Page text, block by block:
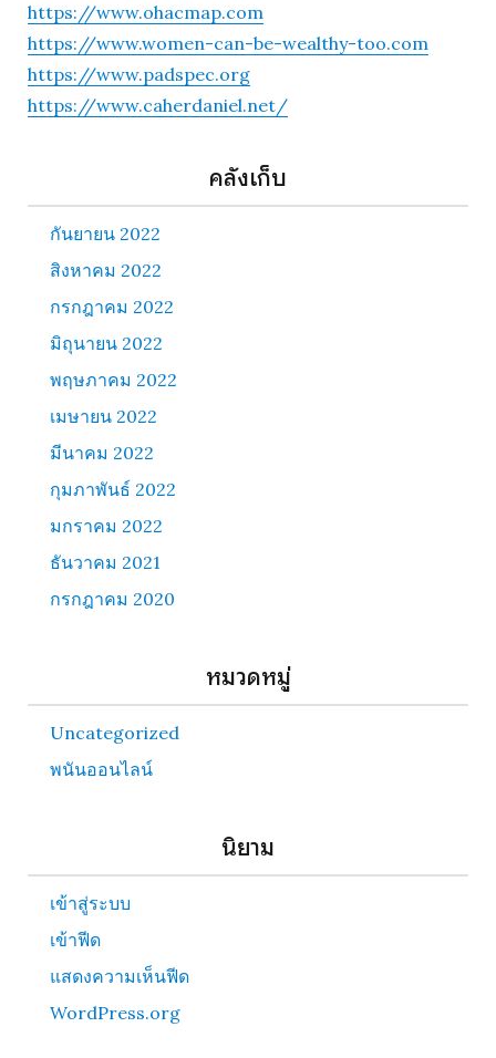
https://www.ohacmap.com
https://www.women-can-be-wealthy-too.com
https://www.padspec.org
https://www.caherdaniel.net/
คลังเก็บ
กันยายน 2022
สิงหาคม 2022
กรกฎาคม 2022
มิถุนายน 2022
พฤษภาคม 2022
เมษายน 2022
มีนาคม 2022
กุมภาพันธ์ 2022
มกราคม 2022
ธันวาคม 2021
กรกฎาคม 2020
หมวดหมู่
Uncategorized
พนันออนไลน์
นิยาม
เข้าสู่ระบบ
เข้าฟีด
แสดงความเห็นฟีด
WordPress.org